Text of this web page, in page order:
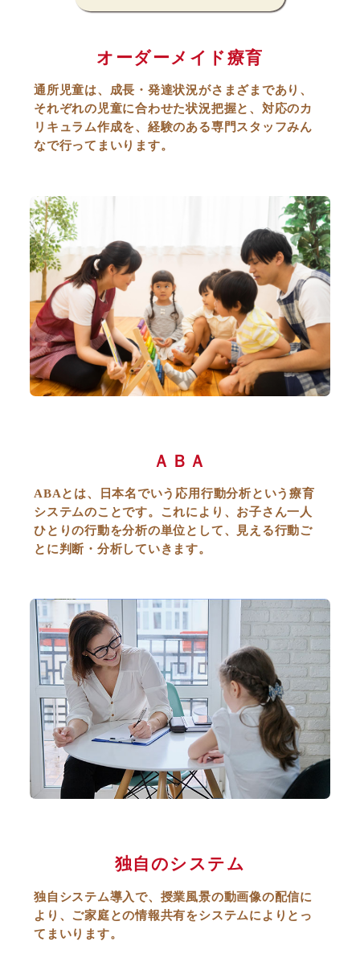
オーダーメイド療育
通所児童は、成長・発達状況がさまざまであり、
それぞれの児童に合わせた状況把握と、対応のカ
リキュラム作成を、経験のある専門スタッフみん
なで行ってまいります。
ＡＢＡ
ABAとは、日本名でいう応用行動分析という療育
システムのことです。これにより、お子さん一人
ひとりの行動を分析の単位として、見える行動ご
とに判断・分析していきます。
独自のシステム
独自システム導入で、授業風景の動画像の配信に
より、ご家庭との情報共有をシステムによりとっ
てまいります。